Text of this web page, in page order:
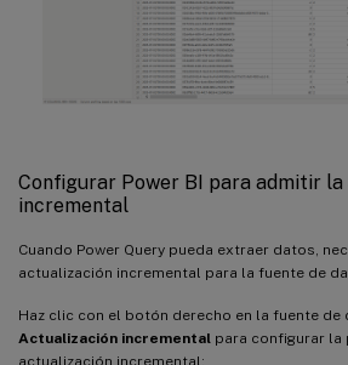
Configurar Power BI para admitir
incremental
Cuando Power Query pueda extraer datos,
actualización incremental para la fuente de
Haz clic con el botón derecho en la fuente de
Actualización incremental para configurar
actualización incremental: